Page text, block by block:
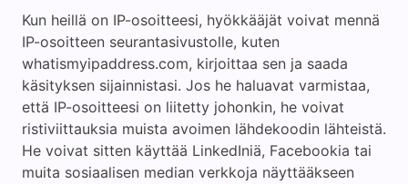
Kun heillä on IP-osoitteesi, hyökkääjät voivat mennä
IP-osoitteen seurantasivustolle, kuten
whatismyipaddress.com, kirjoittaa sen ja saada
käsityksen sijainnistasi. Jos he haluavat varmistaa,
että IP-osoitteesi on liitetty johonkin, he voivat
ristiviittauksia muista avoimen lähdekoodin lähteistä.
He voivat sitten käyttää LinkedIniä, Facebookia tai
muita sosiaalisen median verkkoja näyttääkseen